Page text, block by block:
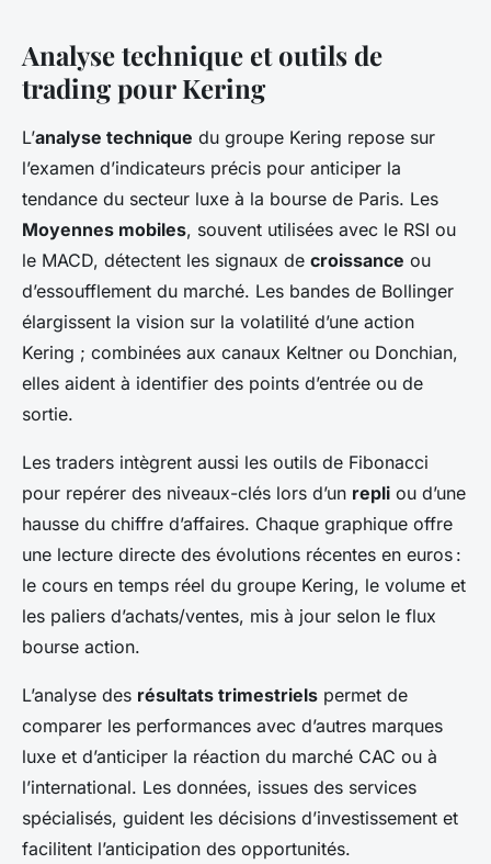
Analyse technique et outils de
trading pour Kering
L’analyse technique du groupe Kering repose sur
l’examen d’indicateurs précis pour anticiper la
tendance du secteur luxe à la bourse de Paris. Les
Moyennes mobiles, souvent utilisées avec le RSI ou
le MACD, détectent les signaux de croissance ou
d’essoufflement du marché. Les bandes de Bollinger
élargissent la vision sur la volatilité d’une action
Kering ; combinées aux canaux Keltner ou Donchian,
elles aident à identifier des points d’entrée ou de
sortie.
Les traders intègrent aussi les outils de Fibonacci
pour repérer des niveaux-clés lors d’un repli ou d’une
hausse du chiffre d’affaires. Chaque graphique offre
une lecture directe des évolutions récentes en euros :
le cours en temps réel du groupe Kering, le volume et
les paliers d’achats/ventes, mis à jour selon le flux
bourse action.
L’analyse des résultats trimestriels permet de
comparer les performances avec d’autres marques
luxe et d’anticiper la réaction du marché CAC ou à
l’international. Les données, issues des services
spécialisés, guident les décisions d’investissement et
facilitent l’anticipation des opportunités.